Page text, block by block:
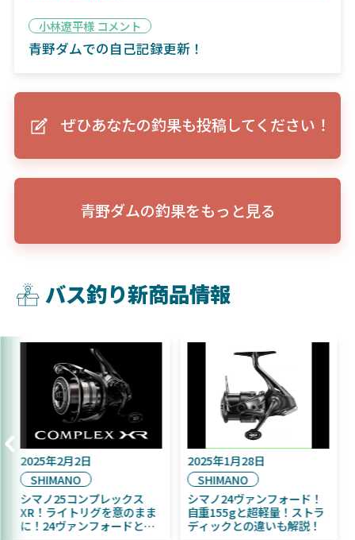
小林遼平様 コメント
青野ダムでの自己記録更新！
ぜひあなたの釣果も投稿してください！
青野ダムの釣果をもっと見る
バス釣り新商品情報
2025年9月16日
DAIWA
2025年11月発売予定！
DAIWA ふく魚／ちびふく魚
はビッグベイト初心者にお
2025年2月2日
SHIMANO
シマノ25コンプレックス
XR！ライトリグを意のまま
に！24ヴァンフォードとの